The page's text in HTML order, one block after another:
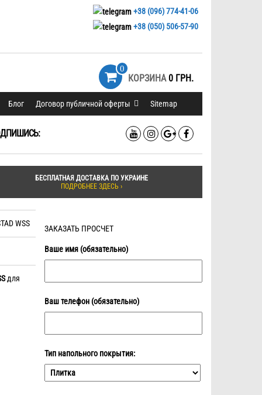
+38 (096) 774-41-06
+38 (050) 506-57-90
0
КОРЗИНА 0 ГРН.
Блог Договор публичной оферты Sitemap
БЕСПЛАТНАЯ ДОСТАВКА ПО УКРАИНЕ
ПОДРОБНЕЕ ЗДЕСЬ ›
WSS
для
ЗАКАЗАТЬ ПРОСЧЕТ
Ваше имя (обязательно)
Ваш телефон (обязательно)
Тип напольного покрытия: